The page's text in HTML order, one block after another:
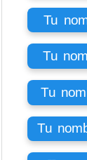
Tu
Tu
Tu
Tu